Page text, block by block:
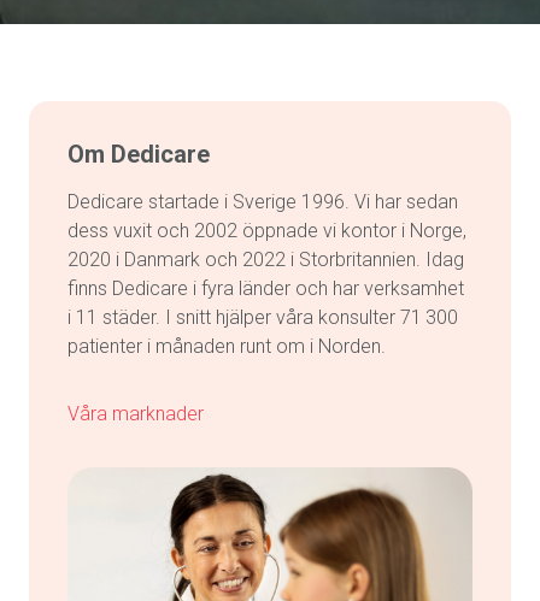
Om Dedicare
Dedicare startade i Sverige 1996. Vi har sedan
dess vuxit och 2002 öppnade vi kontor i Norge,
2020 i Danmark och 2022 i Storbritannien. Idag
finns Dedicare i fyra länder och har verksamhet
i 11 städer. I snitt hjälper våra konsulter 71 300
patienter i månaden runt om i Norden.
Våra marknader